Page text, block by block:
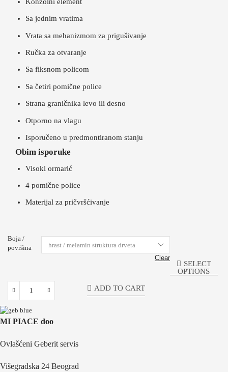
Sa jednim vratima
Vrata sa mehanizmom za prigušivanje
Ručka za otvaranje
Sa fiksnom policom
Sa četiri pomične police
Strana graničnika levo ili desno
Otporno na vlagu
Isporučeno u predmontiranom stanju
Obim isporuke
Visoki ormarić
4 pomične police
Materijal za pričvršćivanje
Boja /
površina
Clear
ADD TO CART
SELECT
OPTIONS
MI PIACE doo
Ovlašćeni Geberit servis
Višegradska 24 Beograd